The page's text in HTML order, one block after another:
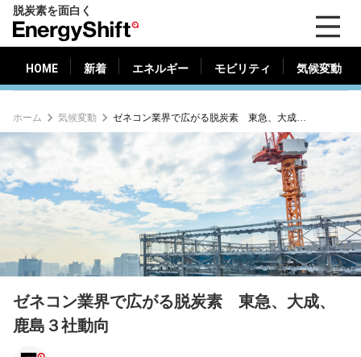
脱炭素を面白く
ナ
ジ
ー
フ
HOME 新着 エネルギー モビリティ 気候変動
新着 エネルギー 気候変動
ホーム 気候変動 ゼネコン業界で広がる脱炭素 東急、大成、鹿島３社動向
ゼネコン業界で広がる脱炭素 東急、大成、
鹿島３社動向